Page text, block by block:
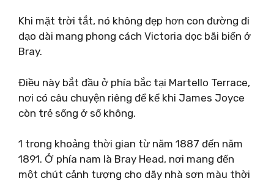
Khi mặt trời tắt, nó không đẹp hơn con đường đi
dạo dài mang phong cách Victoria dọc bãi biển ở
Bray.
Điều này bắt đầu ở phía bắc tại Martello Terrace,
nơi có câu chuyện riêng để kể khi James Joyce
còn trẻ sống ở số không.
1 trong khoảng thời gian từ năm 1887 đến năm
1891. Ở phía nam là Bray Head, nơi mang đến
một chút cảnh tượng cho dãy nhà sơn màu thời